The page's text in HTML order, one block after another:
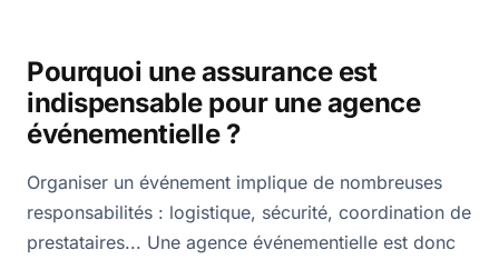
Pourquoi une assurance est
indispensable pour une agence
événementielle ?
Organiser un événement implique de nombreuses
responsabilités : logistique, sécurité, coordination de
prestataires... Une agence événementielle est donc